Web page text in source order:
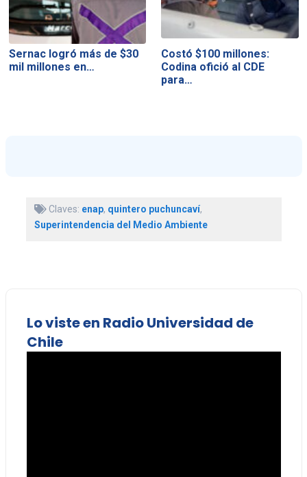
Sernac logró más de $30
mil millones en…
Costó $100 millones:
Codina ofició al CDE
para…
Claves: enap, quintero puchuncaví,
Superintendencia del Medio Ambiente
Lo viste en Radio Universidad de
Chile